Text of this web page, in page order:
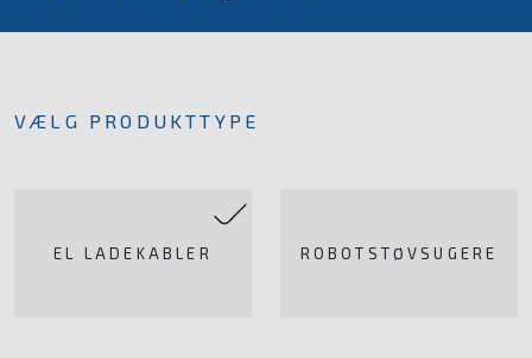
VÆLG PRODUKTTYPE
EL LADEKABLER ROBOTSTØVSUGERE